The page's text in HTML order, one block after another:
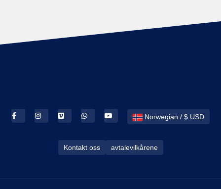
Norwegian / $ USD
Kontakt oss avtalevilkårene